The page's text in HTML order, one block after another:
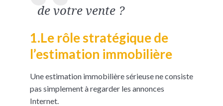
de votre vente ?
1.Le rôle stratégique de
l’estimation immobilière
Une estimation immobilière sérieuse ne consiste
pas simplement à regarder les annonces
Internet.